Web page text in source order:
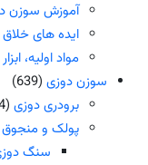
آموزش سوزن
ایده های
مواد اولیه،
سوزن دوزی (639)
برودری دوزی (44)
پولک و
سنگ